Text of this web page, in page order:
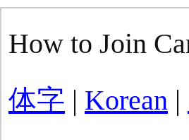
How to Join
体字 | Korean |